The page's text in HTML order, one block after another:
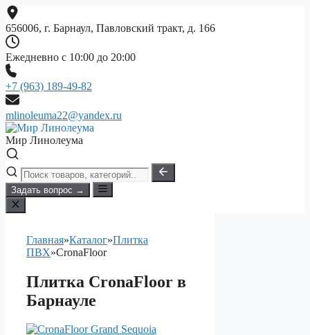
Перейти
к
содержимому
656006, г. Барнаул, Павловский тракт, д. 166
Ежедневно с 10:00 до 20:00
+7 (963) 189-49-82
mlinoleuma22@yandex.ru
Мир Линолеума
Задать вопрос →
Главная»Каталог»Плитка
ПВХ»CronaFloor
Плитка CronaFloor в
Барнауле